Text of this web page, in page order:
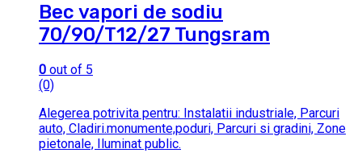
Bec vapori de sodiu
70/90/T12/27 Tungsram
0 out of 5
(0)
Alegerea potrivita pentru: Instalatii industriale, Parcuri
auto, Cladiri.monumente,poduri, Parcuri si gradini, Zone
pietonale, Iluminat public.